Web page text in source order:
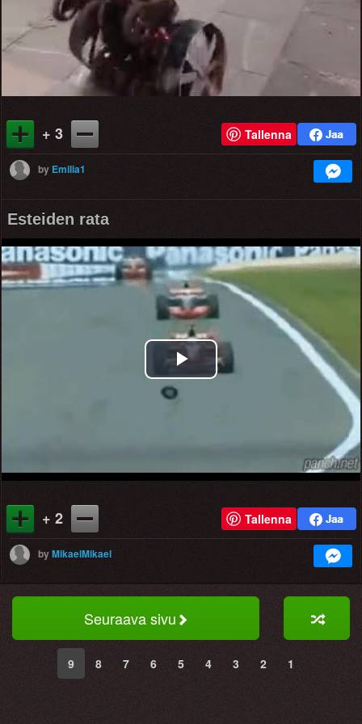
+ 3 Tallenna
by Emilia1
Esteiden rata
Play
+ 2 Tallenna
byMikaelMikael
Seuraava sivu
9 8 7 6 5 4 3 2 1